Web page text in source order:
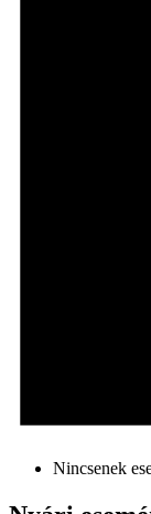
Nincsenek